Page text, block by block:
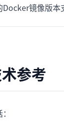
镜像版本
参考